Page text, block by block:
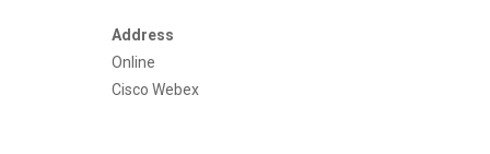
Address
Online
Cisco Webex